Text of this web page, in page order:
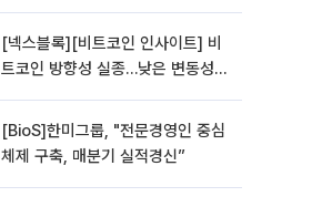
[넥스블록][비트코인 인사이트] 비
트코인 방향성 실종…낮은 변동성에
[BioS]한미그룹, "전문경영인 중심
체제 구축, 매분기 실적경신”